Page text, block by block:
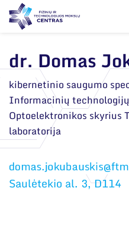
Apie mus
Dokumentai
Sertifikatai
Korupcijos
Struktūra
Moksliniai
Renginiai
Tinklalaidės
Bendri
dr. Domas
kibernetinio saugumo
Informacinių
Optoelektronikos skyrius
laboratorija
Saulėtekio al. 3, D114